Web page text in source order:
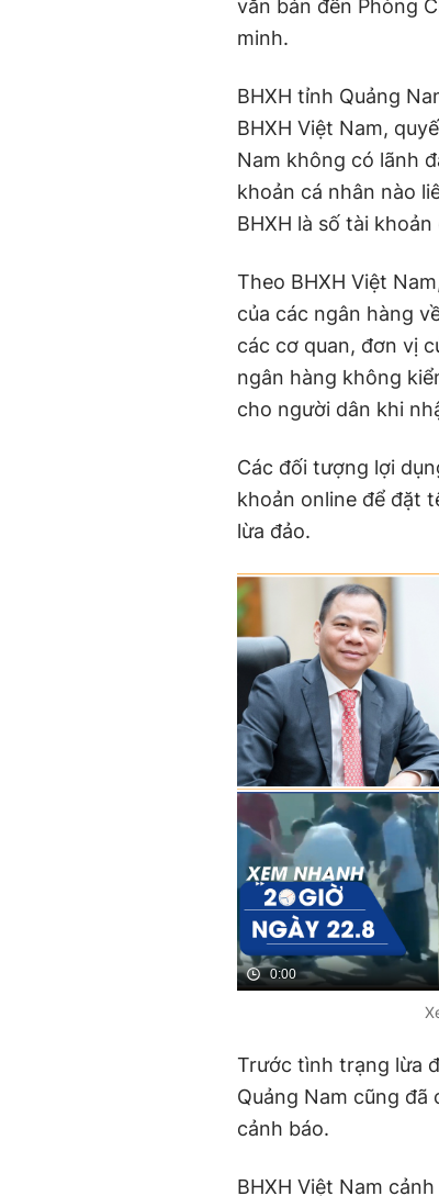
văn bản đến Phòng
minh.
BHXH tỉnh Quảng
BHXH Việt Nam,
Nam không có lãnh
khoản cá nhân nào
BHXH là số tài
Theo BHXH Việt
của các ngân hàng
các cơ quan, đơn vị
ngân hàng không
cho người dân khi
Các đối tượng lợi
khoản online để đặt
lừa đảo.
0:00
Trước tình trạng lừa
Quảng Nam cũng
cảnh báo.
BHXH Việt Nam